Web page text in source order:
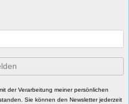
der Verarbeitung meiner persönlichen
Sie können den Newsletter jederzeit